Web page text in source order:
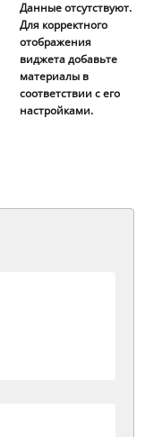
Данные отсутствуют.
Для корректного
отображения
виджета добавьте
материалы в
соответствии с его
настройками.